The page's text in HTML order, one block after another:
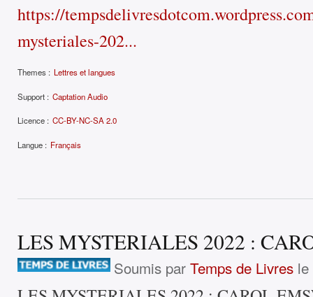
https://
mysteriales-202...
Themes : Lettres et langues
Support : Captation Audio
Licence : CC-BY-NC-SA 2.0
Langue : Français
LES MYSTERIALES 2022 :
Soumis parTemps de Livres